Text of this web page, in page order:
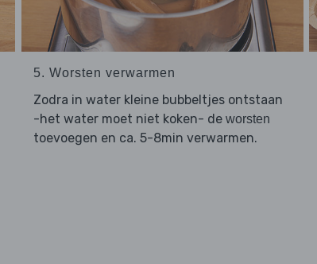
5. Worsten verwarmen
Zodra in water kleine bubbeltjes ontstaan
-het water moet niet koken- de worsten
toevoegen en ca. 5-8min verwarmen.